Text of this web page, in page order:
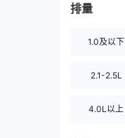
排量
1.0及以下
2.1-2.5L
4.0L以上